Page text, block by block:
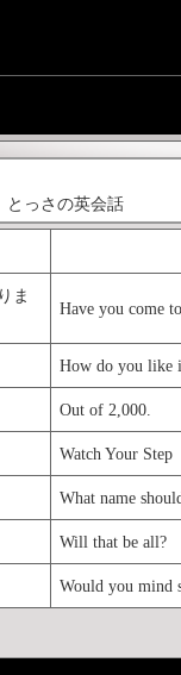
っさの英会話
ま
Have you come
How do you like
Out of 2,000.
Watch Your Step
What name
Will that be all?
Would you mind